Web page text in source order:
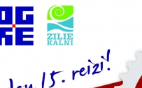
Reģistrācija ir
Tie, kas jau
īsti skriešanas